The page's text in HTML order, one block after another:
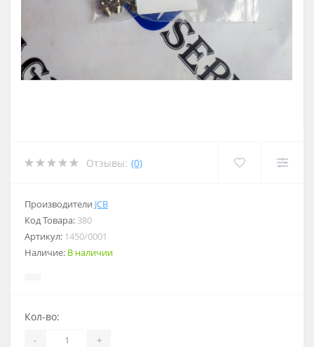
Отзывы: (0)
Производители JCB
Код Товара: 380
Артикул: 1450/0001
Наличие: В наличии
Кол-во:
- +